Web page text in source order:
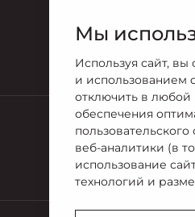
Продажи
7 (8332)
Мы
Используя сайт, вы
и использованием
отключить в любой
обеспечения
веб-аналитики (в
использование
технологий и